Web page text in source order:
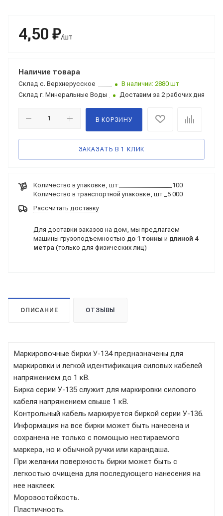
4,50 ₽/шт
Наличие товара
Склад с. Верхнерусское
В наличии: 2880 шт
Склад г. Минеральные Воды Доставим за 2 рабочих дня
В КОРЗИНУ
ЗАКАЗАТЬ В 1 КЛИК
Количество в упаковке, шт:
100
Количество в транспортной упаковке, шт: 5 000
Рассчитать доставку
Для доставки заказов на дом, мы предлагаем
машины грузоподъемностью до 1 тонны и длиной 4
метра (только для физических лиц)
ОПИСАНИЕ ОТЗЫВЫ
Маркировочные бирки У-134 предназначены для
маркировки и легкой идентификация силовых кабелей
напряжением до 1 кВ.
Бирка серии У-135 служит для маркировки силового
кабеля напряжением свыше 1 кВ.
Контрольный кабель маркируется биркой серии У-136.
Информация на все бирки может быть нанесена и
сохранена не только с помощью нестираемого
маркера, но и обычной ручки или карандаша.
При желании поверхность бирки может быть с
легкостью очищена для последующего нанесения на
нее наклеек.
Морозостойкость.
Пластичность.